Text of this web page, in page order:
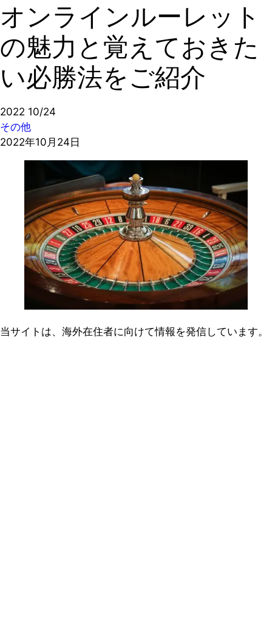
オンラインルーレット
の魅力と覚えておきた
い必勝法をご紹介
2022 10/24
その他
2022年10月24日
当サイトは、海外在住者に向けて情報を発信しています。